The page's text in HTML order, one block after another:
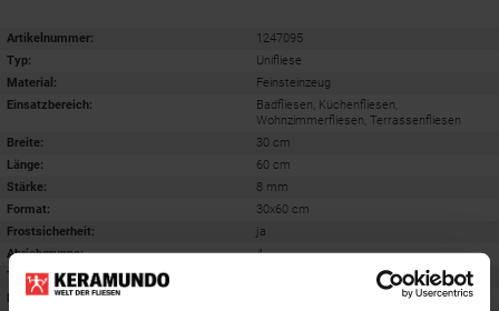
Artikelnummer:
1247095
Typ:
Unifliese
Material:
Feinsteinzeug
Einsatzbereich:
Badfliesen, Küchenfliesen,
Wohnzimmerfliesen, Terrassenfliesen
Breite:
30 cm
Länge:
60 cm
Stärke:
8 mm
Format:
30x60 cm
Frostsicherheit:
ja
Abriebgruppe:
4
Trittsicherheit barfuß:
Farbton: